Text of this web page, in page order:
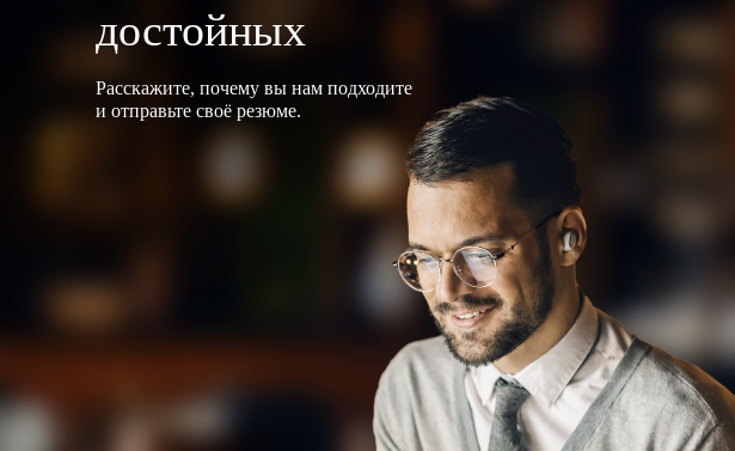
достойных
Расскажите, почему вы нам подходите
и отправьте своё резюме.